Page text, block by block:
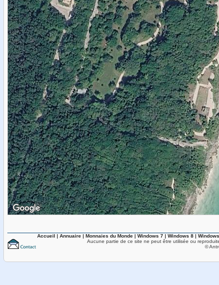
Accueil |Annuaire |Monnaies du Monde |Windows 7 |Windows 8 |
Aucune partie de ce site ne peut être utilisée ou
©